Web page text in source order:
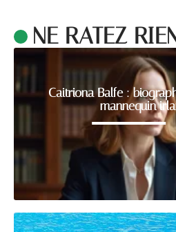
NE RATEZ
Caitriona Balfe :
mannequin